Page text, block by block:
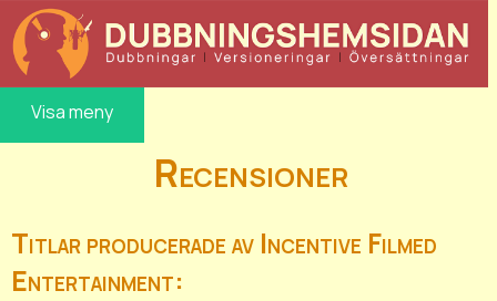
Visa meny
Recensioner
Titlar producerade av Incentive Filmed
Entertainment: